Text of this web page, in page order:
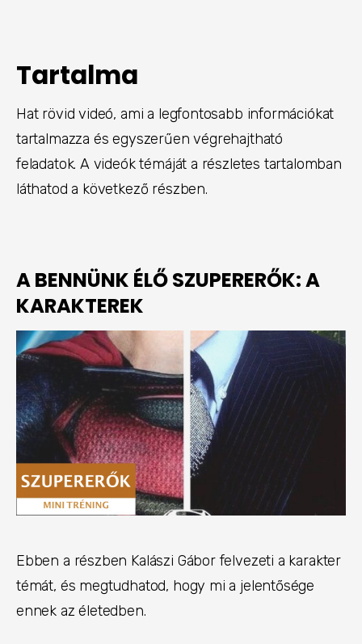
Tartalma
Hat rövid videó, ami a legfontosabb információkat
tartalmazza és egyszerűen végrehajtható
feladatok. A videók témáját a részletes tartalomban
láthatod a következő részben.
A BENNÜNK ÉLŐ SZUPERERŐK: A
KARAKTEREK
Ebben a részben Kalászi Gábor felvezeti a karakter
témát, és megtudhatod, hogy mi a jelentősége
ennek az életedben.